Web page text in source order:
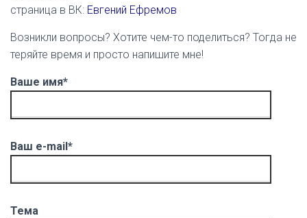
страница в ВК: Евгений Ефремов
Возникли вопросы? Хотите чем-то поделиться? Тогда не
теряйте время и просто напишите мне!
Ваше имя*
Ваш e-mail*
Тема